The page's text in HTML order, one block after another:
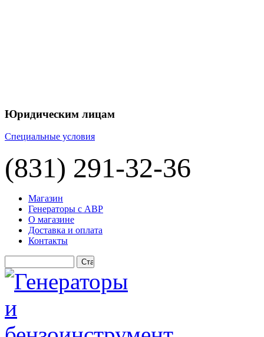
Юридическим лицам
Специальные условия
(831) 291-32-36
Магазин
Генераторы с АВР
О магазине
Доставка и оплата
Контакты